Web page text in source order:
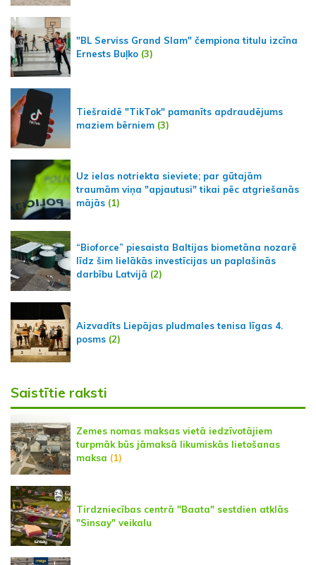
"BL Serviss Grand Slam" čempiona titulu izcīna
Ernests Buļko (3)
Tiešraidē "TikTok" pamanīts apdraudējums
maziem bērniem (3)
Uz ielas notriekta sieviete; par gūtajām
traumām viņa "apjautusi" tikai pēc atgriešanās
mājās (1)
“Bioforce” piesaista Baltijas biometāna nozarē
līdz šim lielākās investīcijas un paplašinās
darbību Latvijā (2)
Aizvadīts Liepājas pludmales tenisa līgas 4.
posms (2)
Saistītie raksti
Zemes nomas maksas vietā iedzīvotājiem
turpmāk būs jāmaksā likumiskās lietošanas
maksa (1)
Tirdzniecības centrā "Baata" sestdien atklās
"Sinsay" veikalu